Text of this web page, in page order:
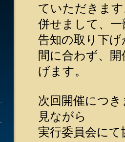
ていただきま
併せまして、
告知の取り下げ
間に合わず、
げます。
次回開催につ
見ながら
実行委員会に